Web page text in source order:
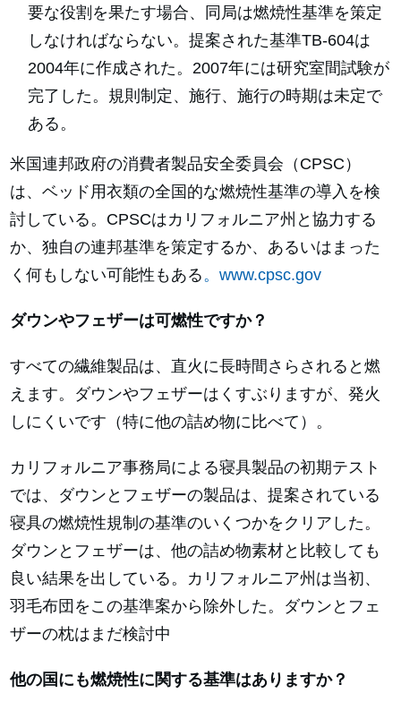
要な役割を果たす場合、同局は燃焼性基準を策定
しなければならない。提案された基準TB-604は
2004年に作成された。2007年には研究室間試験が
完了した。規則制定、施行、施行の時期は未定で
ある。
米国連邦政府の消費者製品安全委員会（CPSC）
は、ベッド用衣類の全国的な燃焼性基準の導入を検
討している。CPSCはカリフォルニア州と協力する
か、独自の連邦基準を策定するか、あるいはまった
く何もしない可能性もある。www.cpsc.gov
ダウンやフェザーは可燃性ですか？
すべての繊維製品は、直火に長時間さらされると燃
えます。ダウンやフェザーはくすぶりますが、発火
しにくいです（特に他の詰め物に比べて）。
カリフォルニア事務局による寝具製品の初期テスト
では、ダウンとフェザーの製品は、提案されている
寝具の燃焼性規制の基準のいくつかをクリアした。
ダウンとフェザーは、他の詰め物素材と比較しても
良い結果を出している。カリフォルニア州は当初、
羽毛布団をこの基準案から除外した。ダウンとフェ
ザーの枕はまだ検討中
他の国にも燃焼性に関する基準はありますか？